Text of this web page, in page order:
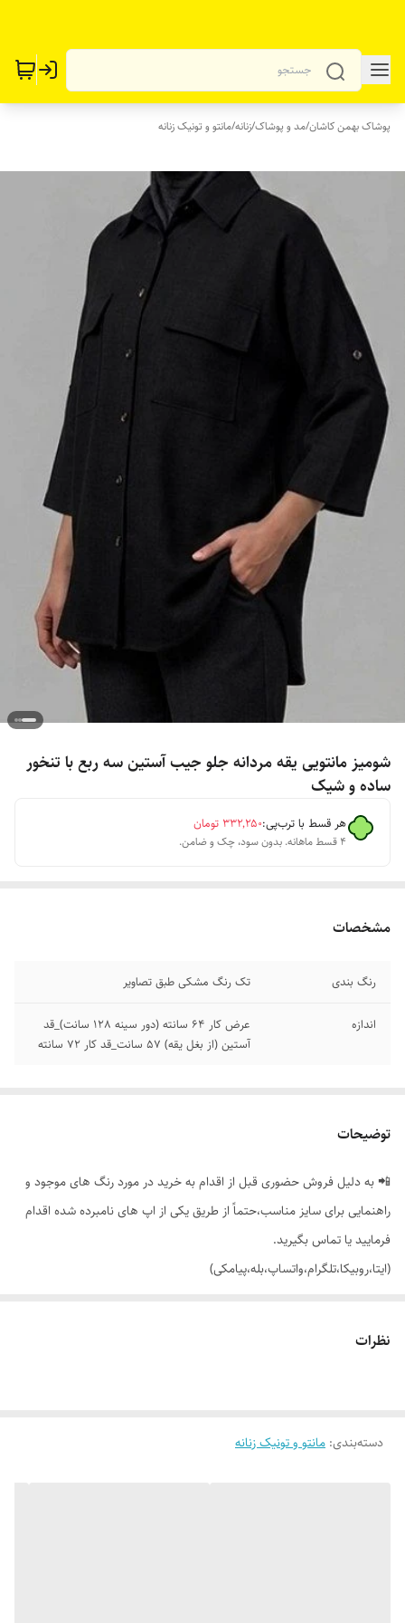
پوشاک بهمن کاشان/مد و پوشاک/زنانه/مانتو و تونیک زنانه
شومیز مانتویی یقه مردانه جلو جیب آستین سه ربع با تنخور
ساده و شیک
هر قسط با ترب‌پی:۳۳۲٬۲۵۰ تومان
۴ قسط ماهانه. بدون سود، چک و ضامن.
مشخصات
رنگ بندی تک رنگ مشکی طبق تصاویر
اندازه
عرض کار 64 سانته (دور سینه 128 سانت)_قد
آستین (از بغل یقه) 57 سانت_قد کار 72 سانته
توضیحات
📲 به دلیل فروش حضوری قبل از اقدام به خرید در مورد رنگ های موجود و
راهنمایی برای سایز مناسب،حتماً از طریق یکی از اپ های نامبرده شده اقدام
فرمایید یا تماس بگیرید.
(ایتا،روبیکا،تلگرام،واتساپ،بله،پیامکی)
نظرات
دسته‌بندی: مانتو و تونیک زنانه